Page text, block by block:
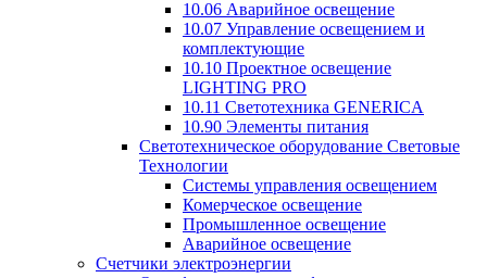
10.06 Аварийное освещение
10.07 Управление освещением и
комплектующие
10.10 Проектное освещение
LIGHTING PRO
10.11 Светотехника GENERICA
10.90 Элементы питания
Светотехническое оборудование Световые
Технологии
Системы управления освещением
Комерческое освещение
Промышленное освещение
Аварийное освещение
Счетчики электроэнергии